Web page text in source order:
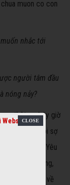
nhắc tới
người tâm đầu
nóng nảy?
thật sự bây giờ
hay tới đó. Tôi sợ
của nhau. Yêu
Còn không,
yêu đi sớm về
Website